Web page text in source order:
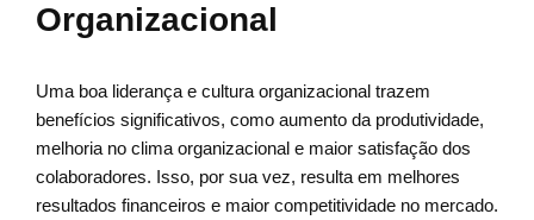
Organizacional
Uma boa liderança e cultura organizacional trazem
benefícios significativos, como aumento da produtividade,
melhoria no clima organizacional e maior satisfação dos
colaboradores. Isso, por sua vez, resulta em melhores
resultados financeiros e maior competitividade no mercado.